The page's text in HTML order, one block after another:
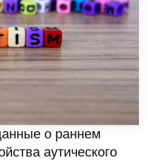
о раннем
аутического